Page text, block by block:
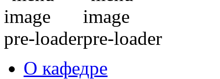
О кафедре